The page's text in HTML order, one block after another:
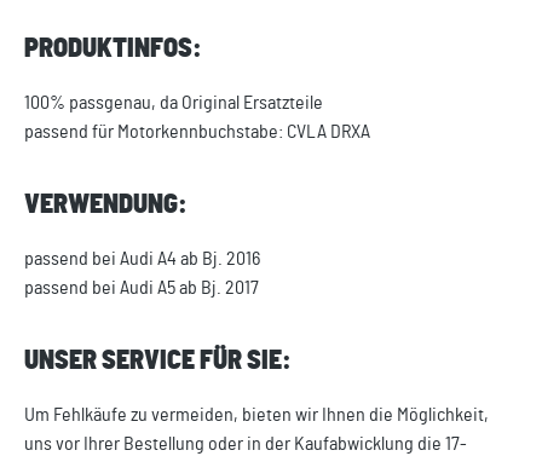
PRODUKTINFOS:
100% passgenau, da Original Ersatzteile
passend für Motorkennbuchstabe: CVLA DRXA
VERWENDUNG:
passend bei Audi A4 ab Bj. 2016
passend bei Audi A5 ab Bj. 2017
UNSER SERVICE FÜR SIE:
Um Fehlkäufe zu vermeiden, bieten wir Ihnen die Möglichkeit,
uns vor Ihrer Bestellung oder in der Kaufabwicklung die 17-